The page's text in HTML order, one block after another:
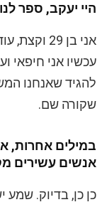
היי יעקב, ספר
עכשיו אני חיפאי
להגיד שאנחנו
שקורה שם.
במילים אחרות,
אנשים עשירים
כן כן, בדיוק.